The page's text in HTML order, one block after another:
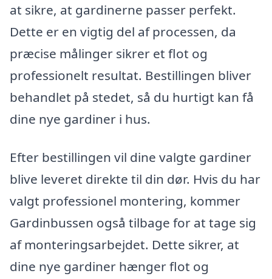
at sikre, at gardinerne passer perfekt.
Dette er en vigtig del af processen, da
præcise målinger sikrer et flot og
professionelt resultat. Bestillingen bliver
behandlet på stedet, så du hurtigt kan få
dine nye gardiner i hus.
Efter bestillingen vil dine valgte gardiner
blive leveret direkte til din dør. Hvis du har
valgt professionel montering, kommer
Gardinbussen også tilbage for at tage sig
af monteringsarbejdet. Dette sikrer, at
dine nye gardiner hænger flot og